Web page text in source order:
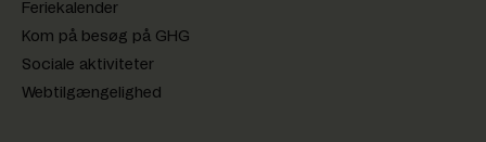
Feriekalender
Kom på besøg på GHG
Sociale aktiviteter
Webtilgængelighed